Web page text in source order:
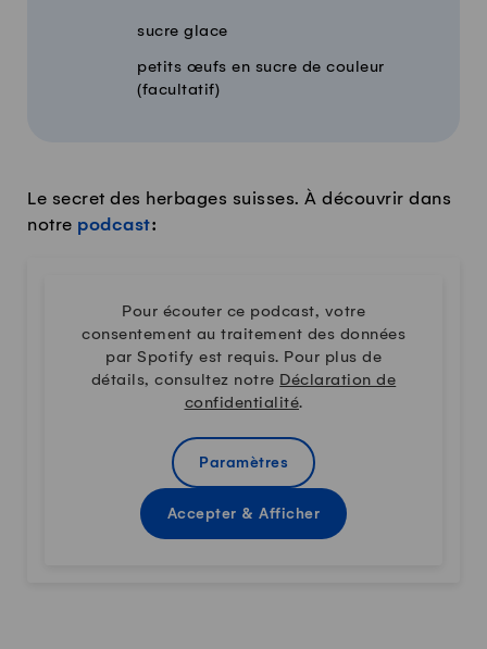
sucre glace
petits œufs en sucre de couleur
(facultatif)
Le secret des herbages suisses. À découvrir dans
notre podcast:
Pour écouter ce podcast, votre
consentement au traitement des données
par Spotify est requis. Pour plus de
détails, consultez notre Déclaration de
confidentialité.
Paramètres
Accepter & Afficher